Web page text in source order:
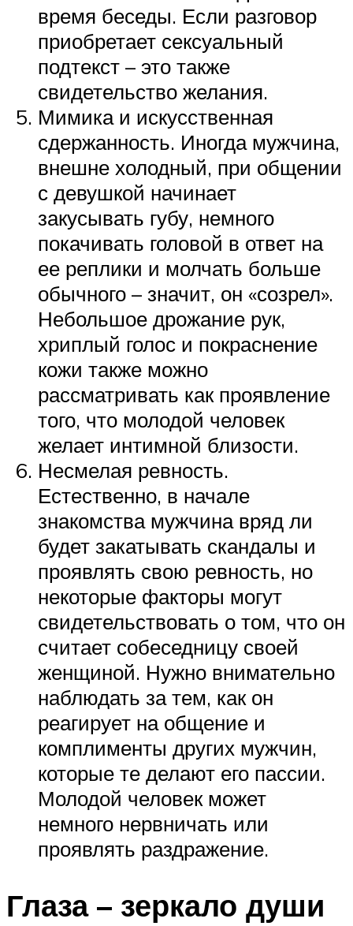
время беседы. Если разговор
приобретает сексуальный
подтекст – это также
свидетельство желания.
Мимика и искусственная
сдержанность. Иногда мужчина,
внешне холодный, при общении
с девушкой начинает
закусывать губу, немного
покачивать головой в ответ на
ее реплики и молчать больше
обычного – значит, он «созрел».
Небольшое дрожание рук,
хриплый голос и покраснение
кожи также можно
рассматривать как проявление
того, что молодой человек
желает интимной близости.
Несмелая ревность.
Естественно, в начале
знакомства мужчина вряд ли
будет закатывать скандалы и
проявлять свою ревность, но
некоторые факторы могут
свидетельствовать о том, что он
считает собеседницу своей
женщиной. Нужно внимательно
наблюдать за тем, как он
реагирует на общение и
комплименты других мужчин,
которые те делают его пассии.
Молодой человек может
немного нервничать или
проявлять раздражение.
Глаза – зеркало души